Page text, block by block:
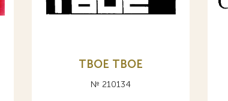
TBOE ТВОЕ
№ 210134